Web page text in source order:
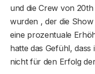
und die Crew von
wurden , der die
eine prozentuale
hatte das Gefühl,
nicht für den Erfolg